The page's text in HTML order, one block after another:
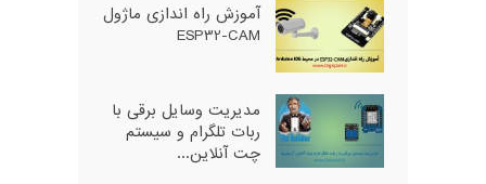
آموزش راه اندازی ماژول
ESP32-CAM
مدیریت وسایل برقی با
ربات تلگرام و سیستم
چت آنلاین...